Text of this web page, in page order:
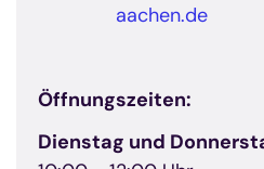
aachen.de
Öffnungszeiten:
Dienstag und